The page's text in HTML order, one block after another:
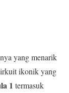
yang menarik
ikonik yang
1 termasuk